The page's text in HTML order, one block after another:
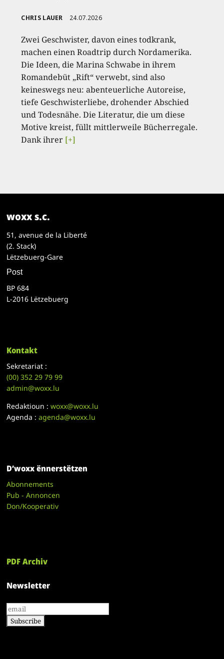
CHRIS LAUER 24.07.2026
Zwei Geschwister, davon eines todkrank,
machen einen Roadtrip durch Nordamerika.
Die Ideen, die Marina Schwabe in ihrem
Romandebüt „Rift“ verwebt, sind also
keineswegs neu: abenteuerliche Autoreise,
tiefe Geschwisterliebe, drohender Abschied
und Todesnähe. Die Literatur, die um diese
Motive kreist, füllt mittlerweile Bücherregale.
Dank ihrer [+]
woxx s.c.
51, avenue de la Liberté
(2. Stack)
Lëtzebuerg-Gare
Post
BP 684
L-2016 Lëtzebuerg
Kontakt
Sekretariat :
(00)352 29 79 99
admin@woxx.lu
Redaktioun :woxx@woxx.lu
Agenda :agenda@woxx.lu
D’woxx ënnerstëtzen
Abonnements
Pub - Annoncen
Don/Kooperativ
PDF Archiv
Newsletter